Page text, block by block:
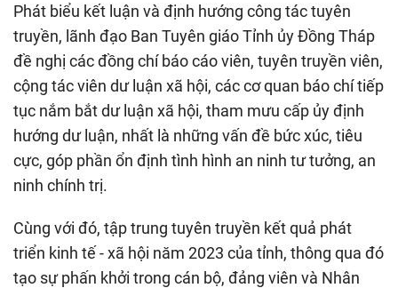
Phát biểu kết luận và định hướng công tác tuyên
truyền, lãnh đạo Ban Tuyên giáo Tỉnh ủy Đồng Tháp
đề nghị các đồng chí báo cáo viên, tuyên truyền viên,
cộng tác viên dư luận xã hội, các cơ quan báo chí tiếp
tục nắm bắt dư luận xã hội, tham mưu cấp ủy định
hướng dư luận, nhất là những vấn đề bức xúc, tiêu
cực, góp phần ổn định tình hình an ninh tư tưởng, an
ninh chính trị.
Cùng với đó, tập trung tuyên truyền kết quả phát
triển kinh tế - xã hội năm 2023 của tỉnh, thông qua đó
tạo sự phấn khởi trong cán bộ, đảng viên và Nhân